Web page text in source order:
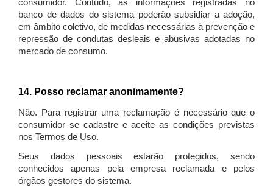
consumidor. Contudo, as informações registradas no
banco de dados do sistema poderão subsidiar a adoção,
em âmbito coletivo, de medidas necessárias à prevenção e
repressão de condutas desleais e abusivas adotadas no
mercado de consumo.
14. Posso reclamar anonimamente?
Não. Para registrar uma reclamação é necessário que o
consumidor se cadastre e aceite as condições previstas
nos Termos de Uso.
Seus dados pessoais estarão protegidos, sendo
conhecidos apenas pela empresa reclamada e pelos
órgãos gestores do sistema.